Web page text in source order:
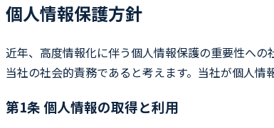
個人情報保護方針
近年、高度情報化に伴う個人情報保護の重要性へ
当社の社会的責務であると考えます。当社が個人
第1条 個人情報の取得と利用